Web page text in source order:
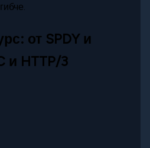
от SPDY и
и HTTP/3